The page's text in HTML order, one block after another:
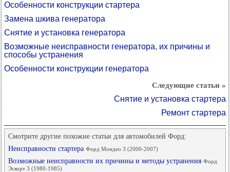
Особенности конструкции стартера
Замена шкива генератора
Снятие и установка генератора
Возможные неисправности генератора, их причины и
способы устранения
Особенности конструкции генератора
Следующие статьи »
Снятие и установка стартера
Ремонт стартера
Смотрите другие похожие статьи для автомобилей Форд:
Неисправности стартера Форд Мондео 3 (2000-2007)
Возможные неисправности их причины и методы устранения Форд
Эскорт 3 (1980-1985)